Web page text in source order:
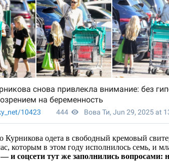
одета в свободный кремовый
в этом году исполнилось семь, и
соцсети тут же заполнились вопросами: